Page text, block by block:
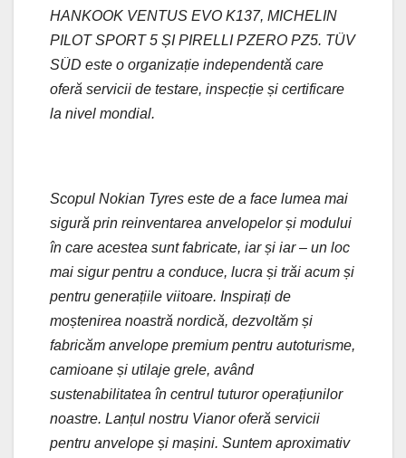
HANKOOK VENTUS EVO K137, MICHELIN
PILOT SPORT 5 ȘI PIRELLI PZERO PZ5. TÜV
SÜD este o organizație independentă care
oferă servicii de testare, inspecție și certificare
la nivel mondial.
Scopul Nokian Tyres este de a face lumea mai
sigură prin reinventarea anvelopelor și modului
în care acestea sunt fabricate, iar și iar – un loc
mai sigur pentru a conduce, lucra și trăi acum și
pentru generațiile viitoare. Inspirați de
moștenirea noastră nordică, dezvoltăm și
fabricăm anvelope premium pentru autoturisme,
camioane și utilaje grele, având
sustenabilitatea în centrul tuturor operațiunilor
noastre. Lanțul nostru Vianor oferă servicii
pentru anvelope și mașini. Suntem aproximativ